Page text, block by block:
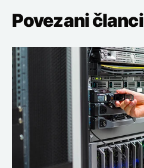
Povezani članci